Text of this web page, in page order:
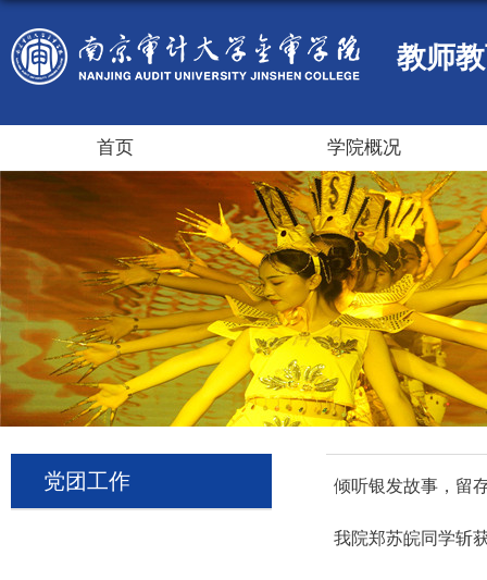
教师
首页 学院概况
党团工作 倾听银发故事，留
我院郑苏皖同学斩